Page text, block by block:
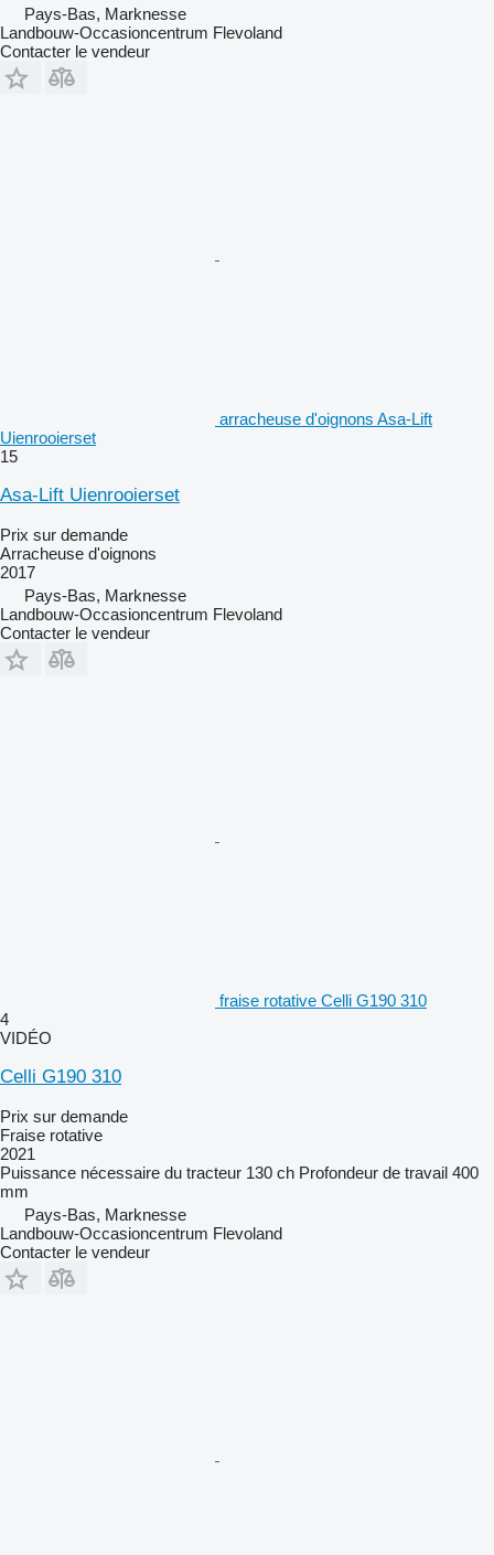
Pays-Bas, Marknesse
Landbouw-Occasioncentrum Flevoland
Contacter le vendeur
arracheuse d'oignons Asa-Lift
Uienrooierset
15
Asa-Lift Uienrooierset
Prix sur demande
Arracheuse d'oignons
2017
Pays-Bas, Marknesse
Landbouw-Occasioncentrum Flevoland
Contacter le vendeur
fraise rotative Celli G190 310
4
VIDÉO
Celli G190 310
Prix sur demande
Fraise rotative
2021
Puissance nécessaire du tracteur 130 ch Profondeur de travail 400
mm
Pays-Bas, Marknesse
Landbouw-Occasioncentrum Flevoland
Contacter le vendeur